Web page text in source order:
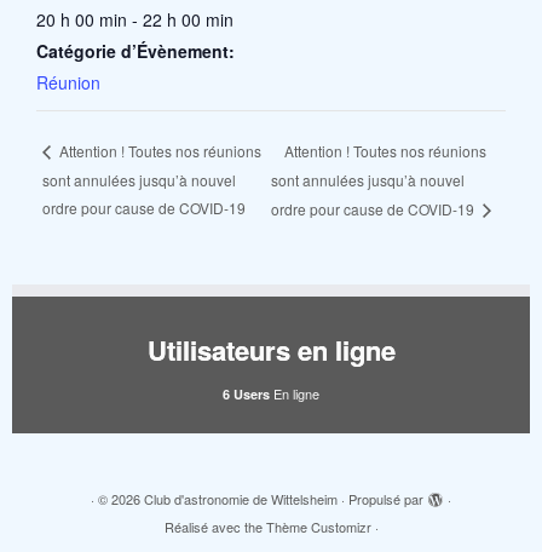
20 h 00 min - 22 h 00 min
Catégorie d’Évènement:
Réunion
Attention ! Toutes nos réunions
sont annulées jusqu’à nouvel
ordre pour cause de COVID-19
Attention ! Toutes nos réunions
sont annulées jusqu’à nouvel
ordre pour cause de COVID-19
Utilisateurs en ligne
6 Users En ligne
· © 2026Club d'astronomie de Wittelsheim · Propulsé par
·
Réalisé avec theThème Customizr·